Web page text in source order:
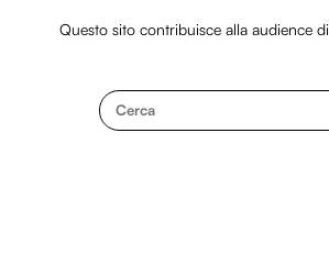
Questo sito contribuisce alla audience di
Cerca